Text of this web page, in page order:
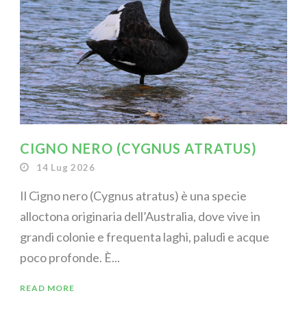
CIGNO NERO (CYGNUS ATRATUS)
14 Lug 2026
Il Cigno nero (Cygnus atratus) è una specie
alloctona originaria dell’Australia, dove vive in
grandi colonie e frequenta laghi, paludi e acque
poco profonde. È...
READ MORE